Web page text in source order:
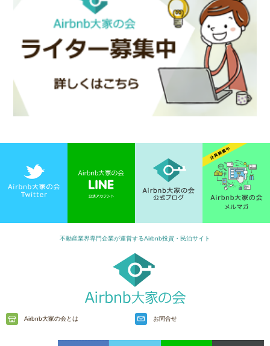
不動産業界専門企業が運営するAirbnb投資・民泊サイト
Airbnb大家の会とは お問合せ